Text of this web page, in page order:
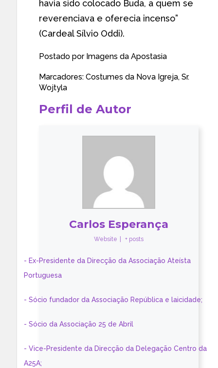
havia sido colocado Buda, a quem se
reverenciava e oferecia incenso”
(Cardeal Sílvio Oddi).
Postado por Imagens da Apostasia
Marcadores: Costumes da Nova Igreja, Sr.
Wojtyla
Perfil de Autor
Carlos Esperança
Website + posts
- Ex-Presidente da Direcção da Associação Ateísta
Portuguesa
- Sócio fundador da Associação República e laicidade;
- Sócio da Associação 25 de Abril
- Vice-Presidente da Direcção da Delegação Centro da
A25A;